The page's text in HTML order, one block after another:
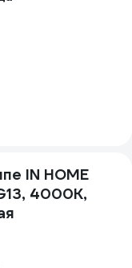
IN HOME
4000К,